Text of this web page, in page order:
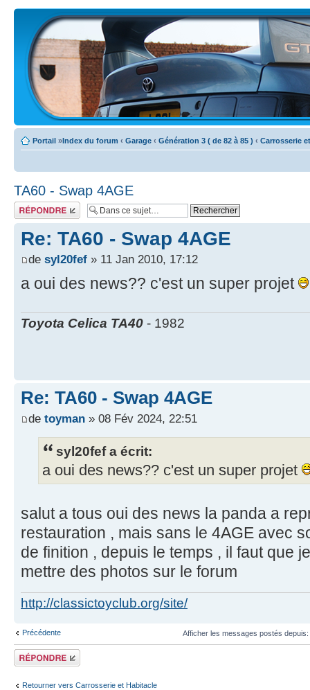
Portail »Index du forum ‹ Garage ‹ Génération 3 ( de 82 à 85 ) ‹ Carrosserie
TA60 - Swap 4AGE
Écrire un
commentaire
Re: TA60 - Swap 4AGE
de syl20fef » 11 Jan 2010, 17:12
a oui des news?? c'est un super projet
Toyota Celica TA40 - 1982
Re: TA60 - Swap 4AGE
de toyman » 08 Fév 2024, 22:51
syl20fef a écrit:
a oui des news?? c'est un super projet
salut a tous oui des news la panda a
restauration , mais sans le 4AGE avec
de finition , depuis le temps , il faut que
mettre des photos sur le forum
http://classictoyclub.org/site/
Précédente Afficher les messages postés depuis:
Écrire un
commentaire
Retourner vers Carrosserie et Habitacle